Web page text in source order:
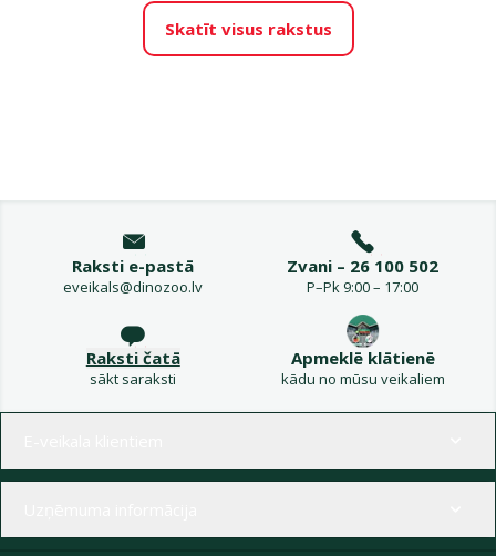
Skatīt visus rakstus
Raksti e-pastā
eveikals@dinozoo.lv
Zvani – 26 100 502
P–Pk 9:00 – 17:00
Raksti čatā
sākt saraksti
Apmeklē klātienē
kādu no mūsu veikaliem